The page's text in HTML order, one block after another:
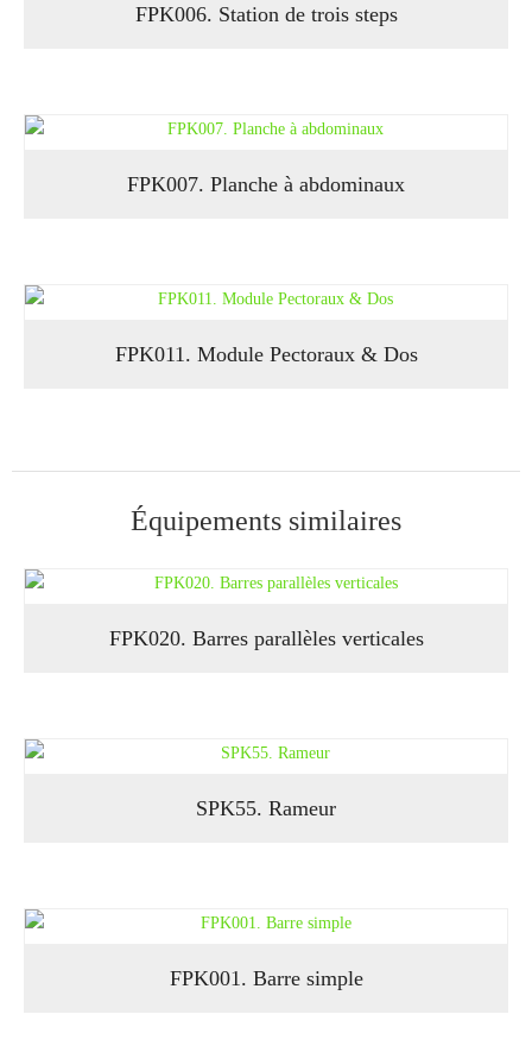
FPK006. Station de trois steps
FPK007. Planche à abdominaux
FPK011. Module Pectoraux & Dos
Équipements similaires
FPK020. Barres parallèles verticales
SPK55. Rameur
FPK001. Barre simple